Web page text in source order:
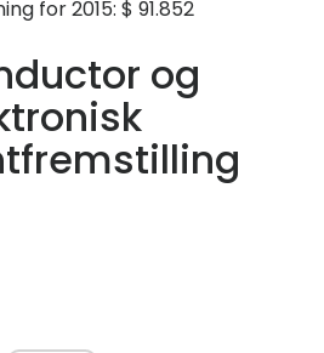
for 2015: $ 91.852
og